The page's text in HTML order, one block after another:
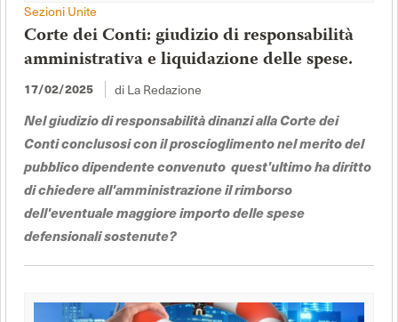
Sezioni Unite
Corte dei Conti: giudizio di responsabilità
amministrativa e liquidazione delle spese.
17/02/2025
di La Redazione
Nel giudizio di responsabilità dinanzi alla Corte dei
Conti conclusosi con il proscioglimento nel merito del
pubblico dipendente convenuto quest'ultimo ha diritto
di chiedere all'amministrazione il rimborso
dell'eventuale maggiore importo delle spese
defensionali sostenute?